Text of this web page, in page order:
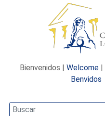
Bienvenidos | Welcome |
Benvidos